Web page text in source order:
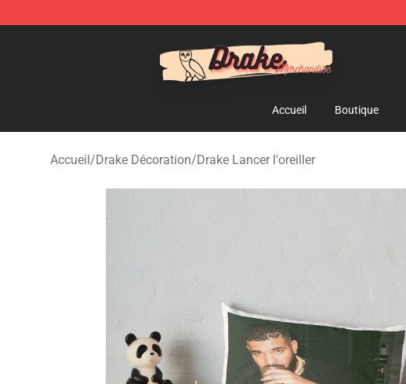
Accueil Boutique
Accueil/Drake Décoration/Drake Lancer l'oreiller